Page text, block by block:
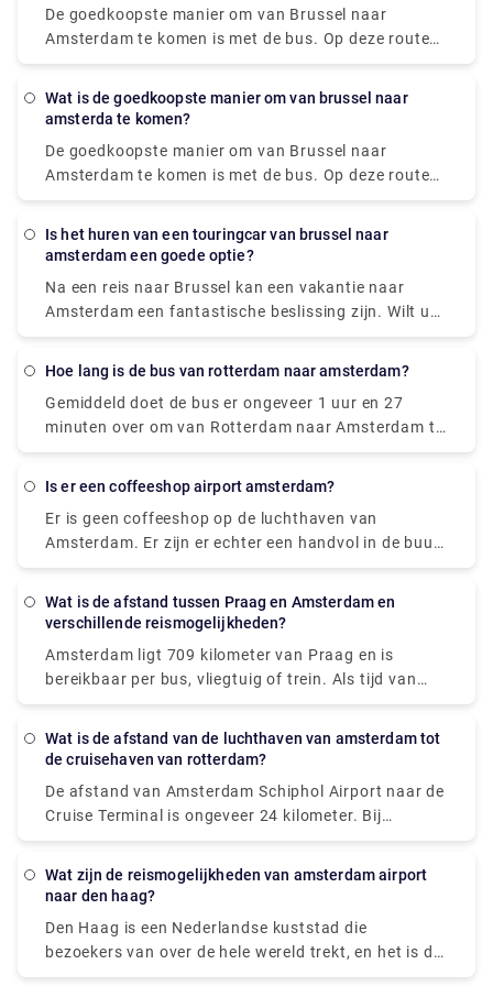
De goedkoopste manier om van Brussel naar
Amsterdam te komen is met de bus. Op deze route
bieden FlixBus en BlaBaBus ongelooflijk goedkope
er 3 tot 4 en een half uur over. De snellere
over om Amsterdam te bereiken.
Wat is de goedkoopste manier om van brussel naar
amsterda te komen?
De goedkoopste manier om van Brussel naar
Amsterdam te komen is met de bus. Op deze route
bieden FlixBus en BlaBaBus ongelooflijk goedkope
er 3 tot 4 en een half uur over. De snellere
over om Amsterdam te bereiken.
Is het huren van een touringcar van brussel naar
amsterdam een goede optie?
Na een reis naar Brussel kan een vakantie naar
Amsterdam een fantastische beslissing zijn. Wilt u
comfortabel met uw gezin en collega's naar
stressvrije ervaring die het plezier van elke reis
aanzienlijk kan vergroten. Het is meer
gestructureerd, onderhoudend, interessant en veilig
om in een groep te reizen. Het is ook betaalbaarder,
kosteneffectiever en betrouwbaarder.
Hoe lang is de bus van rotterdam naar amsterdam?
Gemiddeld doet de bus er ongeveer 1 uur en 27
minuten over om van Rotterdam naar Amsterdam te
komen. Heeft u de diensten van een privétransfer in
luchthaventransfers door heel Nederland en
zakenreizen kunnen wij transfers verzorgen voor uw
gezelschap dat aankomt in Amsterdam. Voor elke
gelegenheid staat ons wagenpark voor u klaar.
Is er een coffeeshop airport amsterdam?
Er is geen coffeeshop op de luchthaven van
Amsterdam. Er zijn er echter een handvol in de buurt
van de luchthaven, zoals Coffeeshop Superfly of
minuten te vroeg in Amsterdam aankomt, mag je
Wat is de afstand tussen Praag en Amsterdam en
verschillende reismogelijkheden?
Amsterdam ligt 709 kilometer van Praag en is
bereikbaar per bus, vliegtuig of trein. Als tijd van
levensbelang is, is een vlucht met een gemiddelde
de kosten belangrijker zijn, is een bus met tarieven
STUDENTENAGENTSCHAP k. S. EasyJet of Deutsche
Bahn met aansluiting behoren tot de meest
Praag naar Amsterdam kunnen reizigers een
rechtstreekse bus, vliegtuig of trein nemen.
Wat is de afstand van de luchthaven van amsterdam tot
de cruisehaven van rotterdam?
De afstand van Amsterdam Schiphol Airport naar de
Cruise Terminal is ongeveer 24 kilometer. Bij
normaal verkeer duurt de rit met de taxi ongeveer 20
vliegt, heb je twee alternatieven voor vervoer: taxi of
te reizen, is door een luchthaventaxi te nemen. De
taxirit kost ongeveer € 160 en duurt iets meer dan
Wat zijn de reismogelijkheden van amsterdam airport
naar den haag?
Den Haag is een Nederlandse kuststad die
bezoekers van over de hele wereld trekt, en het is de
zetel en residentie van de Nederlandse nationale